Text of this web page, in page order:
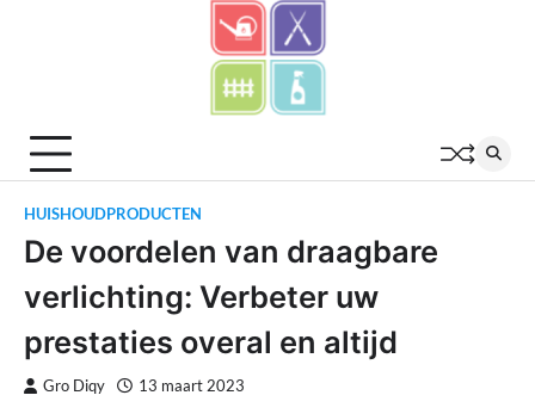
HUISHOUDPRODUCTEN
De voordelen van draagbare
verlichting: Verbeter uw
prestaties overal en altijd
Gro Diqy 13 maart 2023